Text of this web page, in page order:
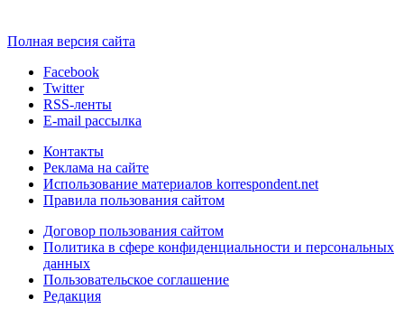
Полная версия сайта
Facebook
Twitter
RSS-ленты
E-mail рассылка
Контакты
Реклама на сайте
Использование материалов korrespondent.net
Правила пользования сайтом
Договор пользования сайтом
Политика в сфере конфиденциальности и персональных
данных
Пользовательское соглашение
Редакция